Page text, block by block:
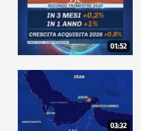
01:52
03:32